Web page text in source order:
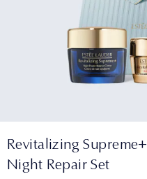
Revitalizing Supreme+
Night Repair Set